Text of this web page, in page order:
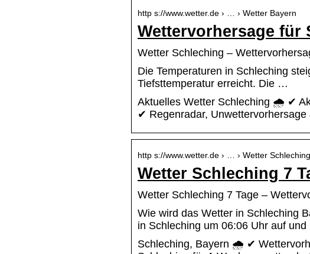
http s://www.wetter.de › … › Wetter Bayern
Wettervorhersage für
Wetter Schleching –
Die Temperaturen in Schleching
Tiefsttemperatur erreicht. Die …
Aktuelles Wetter Schleching 🌧️ ✔
✔ Regenradar,
http s://www.wetter.de › … › Wetter Schleching
Wetter Schleching 7
Wetter Schleching 7 Tage –
Wie wird das Wetter in Schleching
in Schleching um 06:06 Uhr auf
Schleching, Bayern 🌧️ ✔